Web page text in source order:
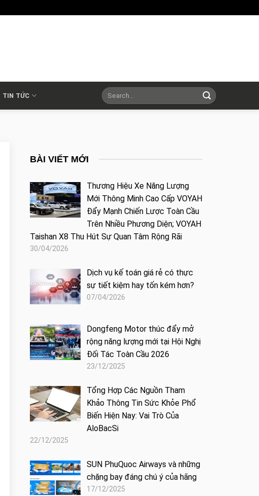
TIN TỨC
BÀI VIẾT MỚI
Thương Hiệu Xe Năng Lượng
Mới Thông Minh Cao Cấp VOYAH
Đẩy Mạnh Chiến Lược Toàn Cầu
Trên Nhiều Phương Diện; VOYAH
Taishan X8 Thu Hút Sự Quan Tâm Rộng Rãi
30/04/2026
Dịch vụ kế toán giá rẻ có thực
sự tiết kiệm hay tốn kém hơn?
07/04/2026
Dongfeng Motor thúc đẩy mở
rộng năng lượng mới tại Hội Nghị
Đối Tác Toàn Cầu 2026
23/12/2025
Tổng Hợp Các Nguồn Tham
Khảo Thông Tin Sức Khỏe Phổ
Biến Hiện Nay: Vai Trò Của
AloBacSi
22/12/2025
SUN PhuQuoc Airways và những
chặng bay đáng chú ý của hãng
17/12/2025